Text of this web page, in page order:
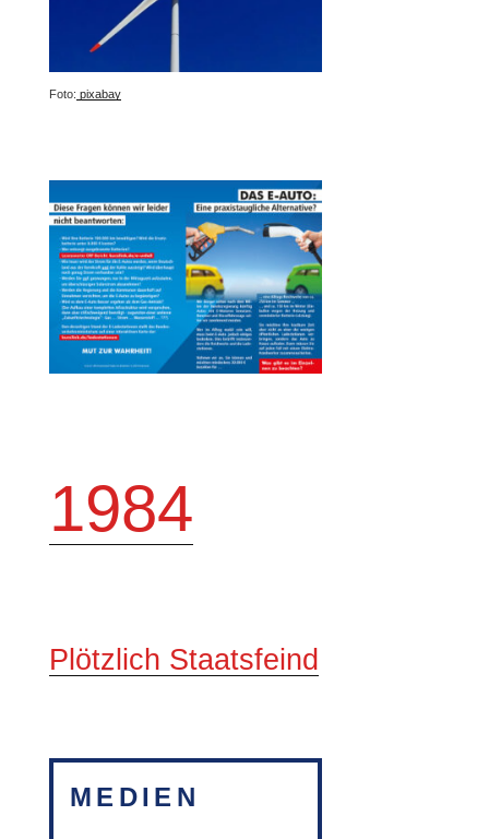
Foto: pixabay
1984
Plötzlich Staatsfeind
MEDIEN